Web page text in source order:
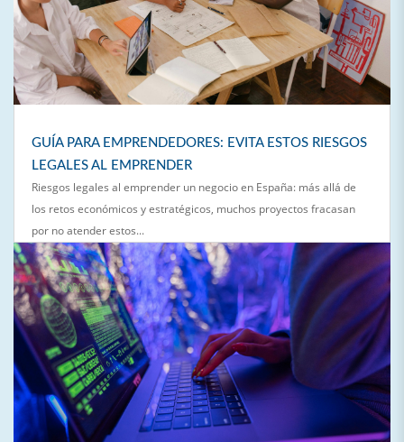
GUÍA PARA EMPRENDEDORES: EVITA ESTOS RIESGOS
LEGALES AL EMPRENDER
Riesgos legales al emprender un negocio en España: más allá de
los retos económicos y estratégicos, muchos proyectos fracasan
por no atender estos...